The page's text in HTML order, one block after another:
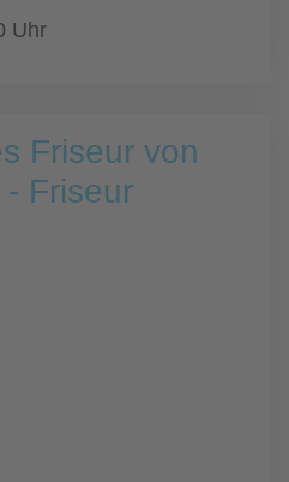
Uhr
Friseur von
Friseur